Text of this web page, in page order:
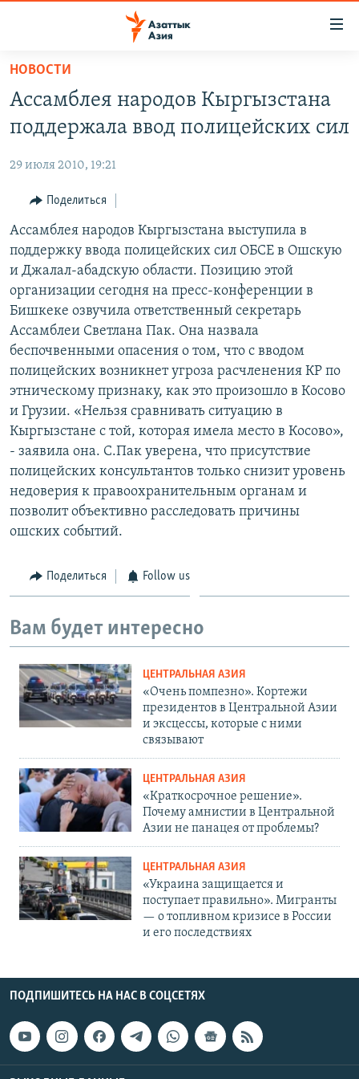
Вернуться
основному
содержанию
навигации
Вернутся
поиску
ЦЕНТРАЛЬНАЯ АЗИЯ
УЗБЕКИСТАН
ТАДЖИКИСТАН
ВОЙНА В УКРАИНЕ
НА ДРУГИХ ЯЗЫКАХ
ҚАЗАҚША
КЫРГЫЗЧА
ЎЗБЕКЧА
ТОҶИКӢ
TÜRKMENÇE
Все сайты РСЕ/РС
НОВОСТИ
Ассамблея народов Кыргызстана
поддержала ввод полицейских сил
29 июля 2010, 19:21
Поделиться
Ассамблея народов Кыргызстана выступила в
поддержку ввода полицейских сил ОБСЕ в Ошскую
и Джалал-абадскую области. Позицию этой
организации сегодня на пресс-конференции в
Бишкеке озвучила ответственный секретарь
Ассамблеи Светлана Пак. Она назвала
беспочвенными опасения о том, что с вводом
полицейских возникнет угроза расчленения КР по
этническому признаку, как это произошло в Косово
и Грузии. «Нельзя сравнивать ситуацию в
Кыргызстане с той, которая имела место в Косово»,
- заявила она. С.Пак уверена, что присутствие
полицейских консультантов только снизит уровень
недоверия к правоохранительным органам и
позволит объективно расследовать причины
ошских событий.
Поделиться Follow us
Вам будет интересно
ЦЕНТРАЛЬНАЯ АЗИЯ
«Очень помпезно». Кортежи
президентов в Центральной Азии
и эксцессы, которые с ними
связывают
ЦЕНТРАЛЬНАЯ АЗИЯ
«Краткосрочное решение».
Почему амнистии в Центральной
Азии не панацея от проблемы?
ЦЕНТРАЛЬНАЯ АЗИЯ
«Украина защищается и
поступает правильно». Мигранты
— о топливном кризисе в России
и его последствиях
ПОДПИШИТЕСЬ НА НАС В СОЦСЕТЯХ